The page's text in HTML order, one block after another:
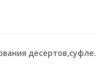
десертов,суфле.